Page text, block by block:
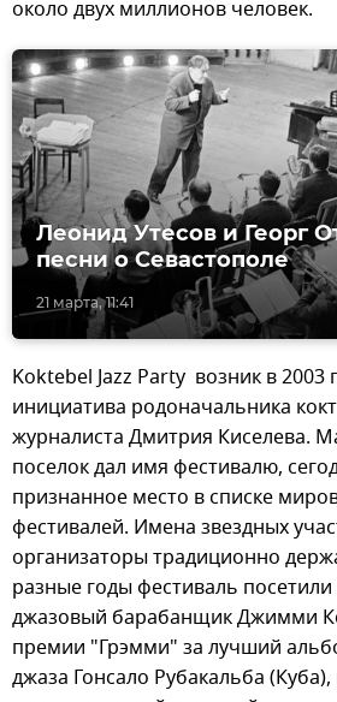
около двух миллионов человек.
21 марта, 11:41
Леонид Утесов и Георг
песни о Севастополе
Koktebel Jazz Party возник в 2003
инициатива родоначальника
журналиста Дмитрия Киселева.
поселок дал имя фестивалю,
признанное место в списке
фестивалей. Имена звездных
организаторы традиционно
разные годы фестиваль
джазовый барабанщик Джимми
премии "Грэмми" за лучший
джаза Гонсало Рубакальба